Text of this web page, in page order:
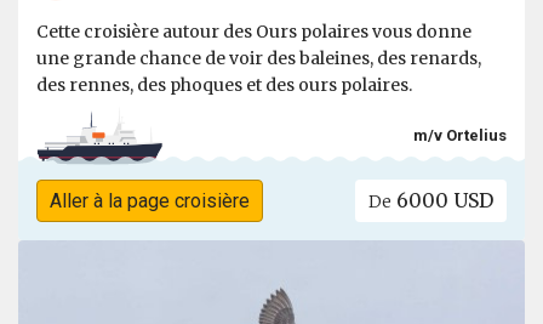
Cette croisière autour des Ours polaires vous donne
une grande chance de voir des baleines, des renards,
des rennes, des phoques et des ours polaires.
m/v Ortelius
Aller à la page croisière De 6000 USD